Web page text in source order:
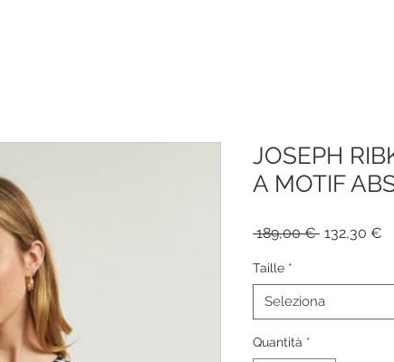
JOSEPH
A MOTIF
189,00 € Prezzo
132,30 €
Taille *
Seleziona
Quantità *